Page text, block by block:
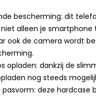
bescherming: dit
alleen je smartphone
ook de camera wordt
opladen: dankzij de
nog steeds
deze hardcase